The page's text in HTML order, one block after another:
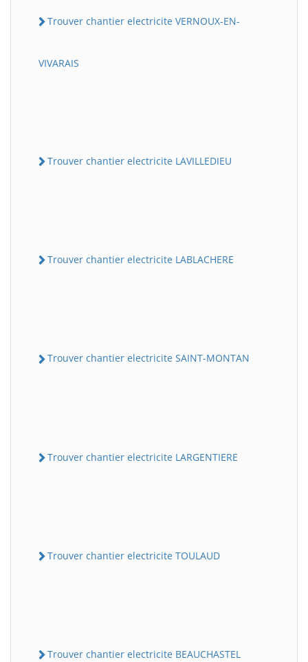
Trouver chantier electricite VERNOUX-EN-
VIVARAIS
Trouver chantier electricite LAVILLEDIEU
Trouver chantier electricite LABLACHERE
Trouver chantier electricite SAINT-MONTAN
Trouver chantier electricite LARGENTIERE
Trouver chantier electricite TOULAUD
Trouver chantier electricite BEAUCHASTEL